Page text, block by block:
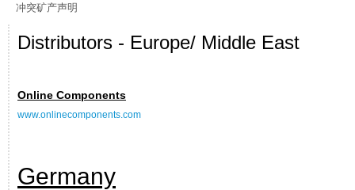
冲突矿产声明
Distributors - Europe/ Middle East
Online Components
www.onlinecomponents.com
Germany